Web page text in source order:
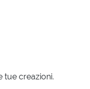
tue creazioni.